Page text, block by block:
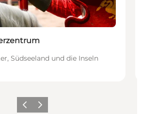
Südseeland und die Inseln
ZurückWeiter